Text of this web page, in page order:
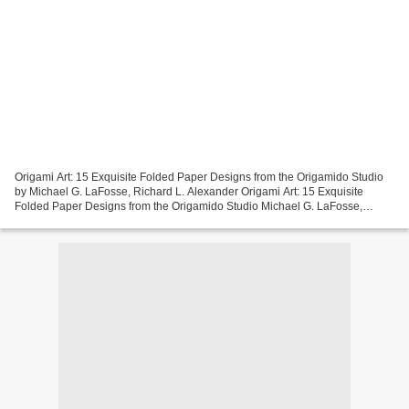
Origami Art: 15 Exquisite Folded Paper Designs from the Origamido Studio
by Michael G. LaFosse, Richard L. Alexander Origami Art: 15 Exquisite
Folded Paper Designs from the Origamido Studio Michael G. LaFosse,